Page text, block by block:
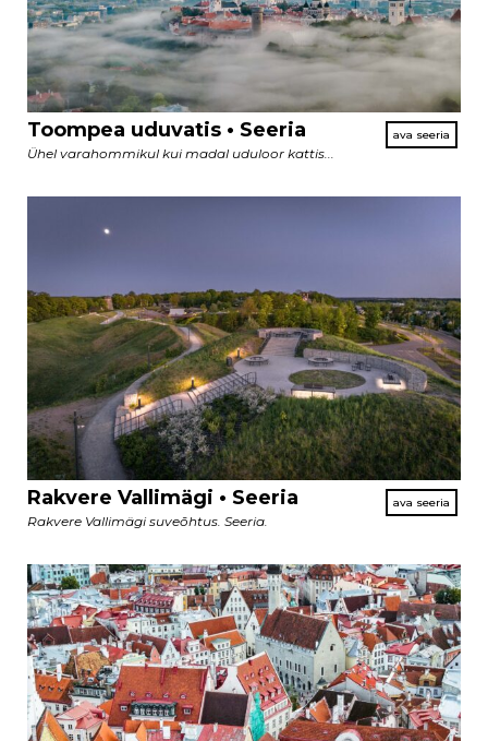
Toompea uduvatis • Seeria
Ühel varahommikul kui madal uduloor kattis...
Rakvere Vallimägi • Seeria
Rakvere Vallimägi suveõhtus. Seeria.